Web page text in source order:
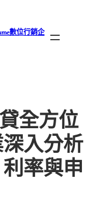
數位行銷企
全方位
入分析
率與申